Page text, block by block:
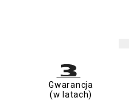
Gwarancja
(w latach)